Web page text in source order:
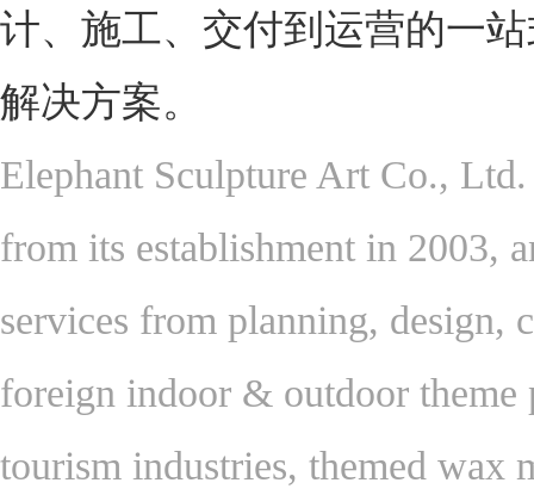
计、施工、交付到运营的一
解决方案。
Elephant Sculpture Art Co.,
from its establishment in 2003,
services from planning, design,
foreign indoor & outdoor theme
tourism industries, themed wax